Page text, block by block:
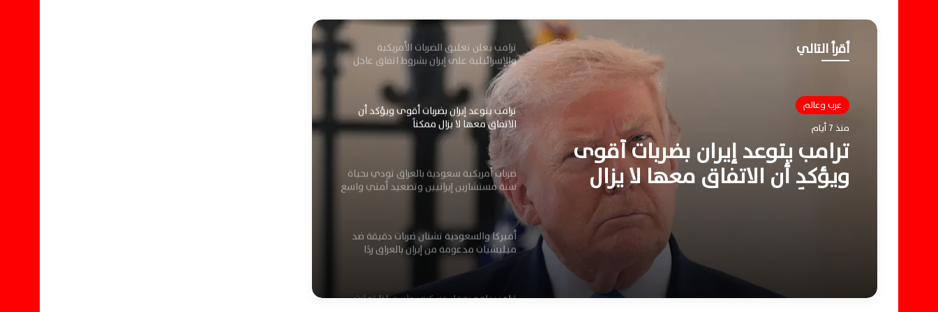
أقرأ التالي
عرب وعالم
منذ 7 أيام
ترامب يتوعد إيران بضربات أقوى
ويؤكد أن الاتفاق معها لا يزال
ممكناً
ترامب يعلن تعليق الضربات الأمريكية
والإسرائيلية على إيران بشروط اتفاق عاجل
وشامل
ترامب يتوعد إيران بضربات أقوى ويؤكد أن
الاتفاق معها لا يزال ممكناً
ضربات أمريكية سعودية بالعراق تودي بحياة
ستة مستشارين إيرانيين وتصعيد أمني واسع
أميركا والسعودية تشنان ضربات دقيقة ضد
ميليشيات مدعومة من إيران بالعراق ردًا
ترامب يلوح بعمل عسكري حاسم إذا تعثرت